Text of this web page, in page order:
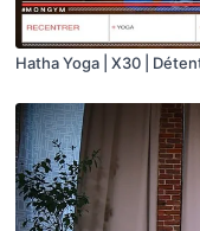
Hatha Yoga | X30 |